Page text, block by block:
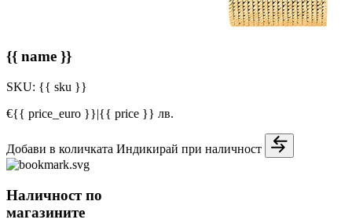
{{ name }}
SKU: {{ sku }}
€{{ price_euro }}|{{ price }} лв.
Добави в количката Индикирай при наличност
Наличност по
магазините